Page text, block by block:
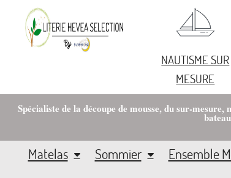
NAUTISME SUR
MESURE
Spécialiste de la découpe de mousse, du sur-
Matelas Sommier Ensemble